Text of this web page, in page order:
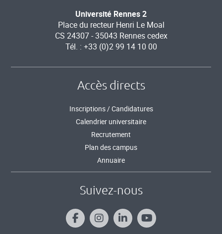
Université Rennes 2
Place du recteur Henri Le Moal
CS 24307 - 35043 Rennes cedex
Tél. : +33 (0)2 99 14 10 00
Accès directs
Inscriptions / Candidatures
Calendrier universitaire
Recrutement
Plan des campus
Annuaire
Suivez-nous